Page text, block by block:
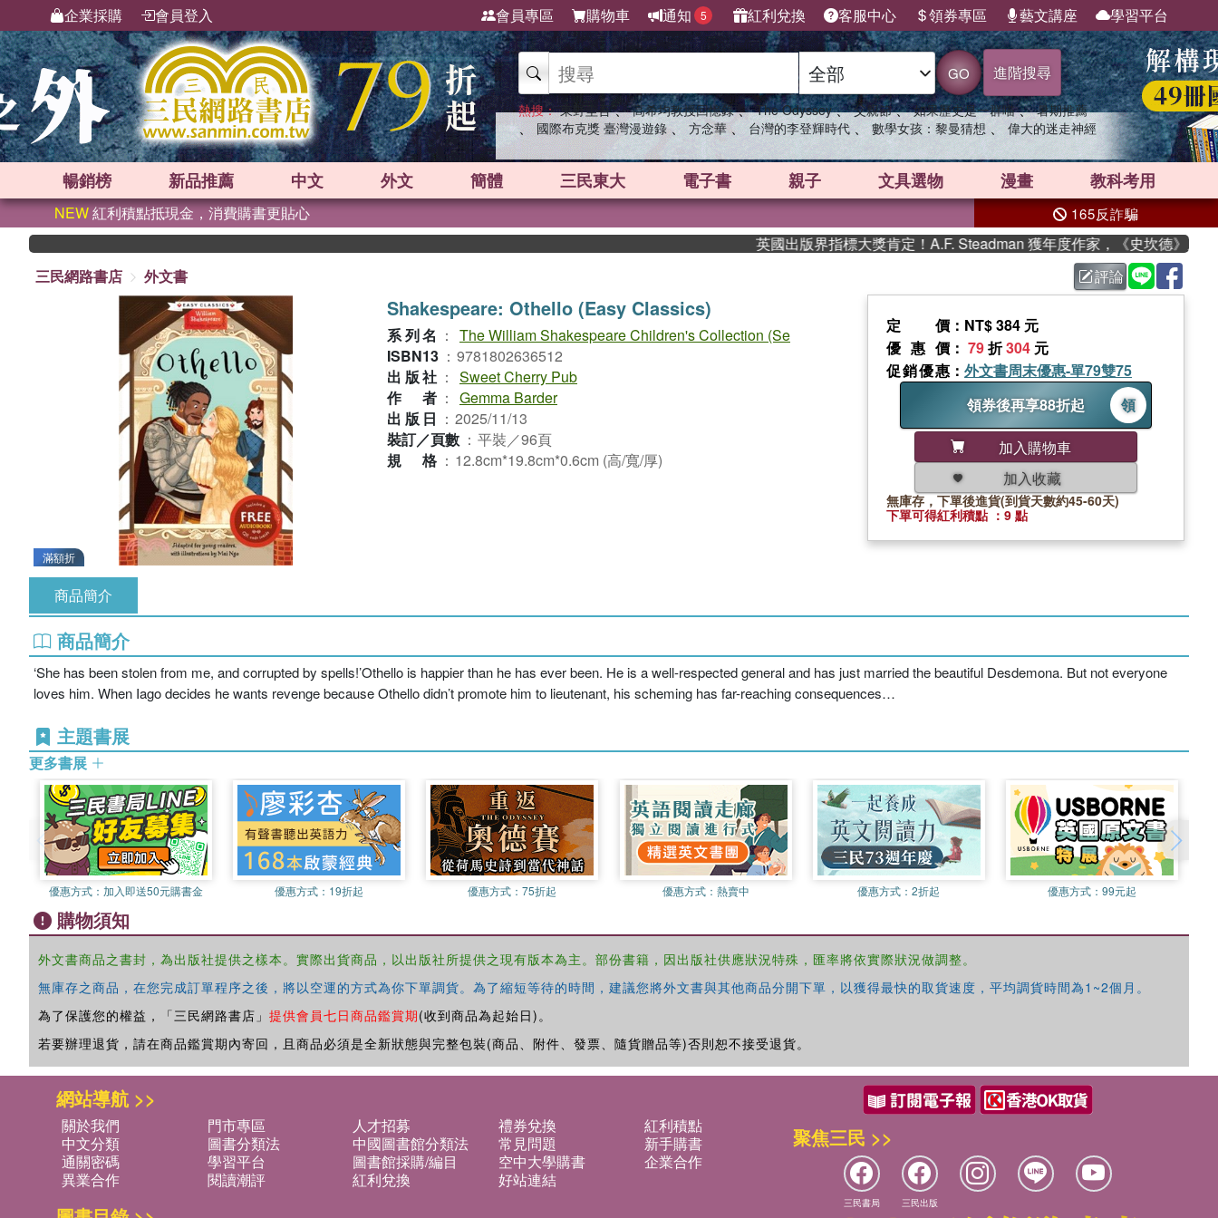
企業採購 會員登入 會員專區 購物車 通知 5 紅利兌換 客服中心 領券專區 藝文講座 學習平台
GO 進階搜尋
熱搜： 東野圭吾 、 高希均教授回憶錄 、 The Odyssey 、 父親節 、 如果歷史是一群喵 、 暑期推薦
、 國際布克獎 臺灣漫遊錄 、 方念華 、 台灣的李登輝時代 、 數學女孩：黎曼猜想 、 偉大的迷走神經
暢銷榜 新品推薦 中文 外文 簡體 三民東大 電子書 親子 文具選物 漫畫 教科考用
NEW紅利積點抵現金，消費購書更貼心 165反詐騙
英國出版界指標大獎肯定！A.F. Steadman 獲年度作家，《史坎德》系列帶
三民網路書店
外文書 評論
滿額折
Shakespeare: Othello (Easy Classics)
系列名 ： The William Shakespeare Children's Collection (Se
ISBN13 ： 9781802636512
出版社 ： Sweet Cherry Pub
作者 ： Gemma Barder
出版日 ： 2025/11/13
裝訂／頁數 ： 平裝／96頁
規格 ： 12.8cm*19.8cm*0.6cm (高/寬/厚)
定價 ：NT$ 384 元
優惠價 ： 79折304 元
促銷優惠 ： 外文書周末優惠-單79雙75
領券後再享88折起
領
加入購物車
加入收藏
無庫存，下單後進貨(到貨天數約45-60天)
下單可得紅利積點 ：9 點
商品簡介
商品簡介
‘She has been stolen from me, and corrupted by spells!’Othello is happier than he has ever been. He is a well-respected general and has just married the beautiful Desdemona. But not everyone
loves him. When Iago decides he wants revenge because Othello didn’t promote him to lieutenant, his scheming has far-reaching consequences…
主題書展
更多書展
優惠方式： 加入即送50元購書金 優惠方式： 19折起 優惠方式：75折起 優惠方式： 熱賣中 優惠方式：2折起 優惠方式：99元起
購物須知
外文書商品之書封，為出版社提供之樣本。實際出貨商品，以出版社所提供之現有版本為主。部份書籍，因出版社供應狀況特殊，匯率將依實際狀況做調整。
無庫存之商品，在您完成訂單程序之後，將以空運的方式為你下單調貨。為了縮短等待的時間，建議您將外文書與其他商品分開下單，以獲得最快的取貨速度，平均調貨時間為1~2個月。
為了保護您的權益，「三民網路書店」 提供會員七日商品鑑賞期(收到商品為起始日)。
若要辦理退貨，請在商品鑑賞期內寄回，且商品必須是全新狀態與完整包裝(商品、附件、發票、隨貨贈品等)否則恕不接受退貨。
網站導航 >>
關於我們 門市專區 人才招募 禮券兌換
紅利積點
中文分類
圖書分類法 中國圖書館分類法 常見問題
新手購書
通關密碼
學習平台 圖書館採購/編目 空中大學購書
企業合作
異業合作
閱讀潮評 紅利兌換 好站連結
聚焦三民 >>
三民書局 三民出版